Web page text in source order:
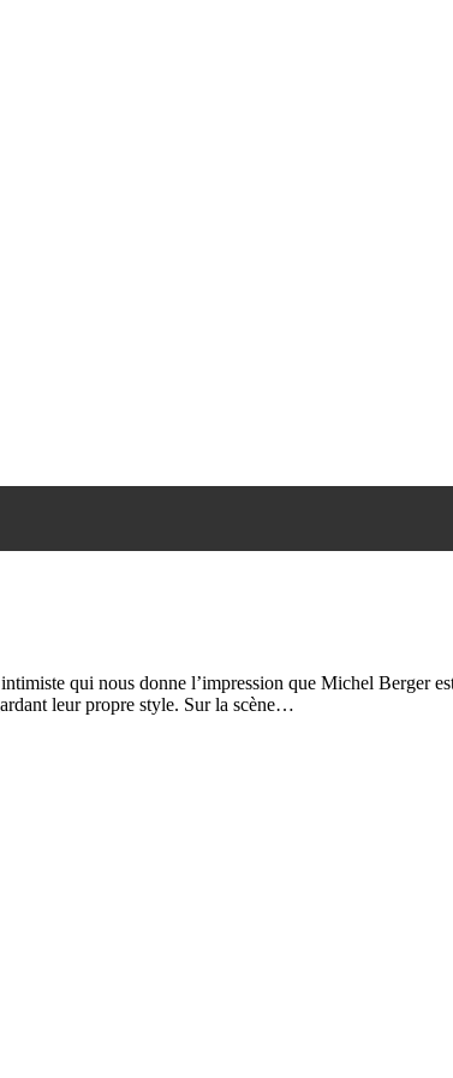
qui nous donne l’impression que Michel Berger
leur propre style. Sur la scène…